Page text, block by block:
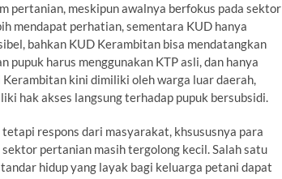
pertanian, meskipun awalnya berfokus pada sektor
mendapat perhatian, sementara KUD hanya
bahkan KUD Kerambitan bisa mendatangkan
harus menggunakan KTP asli, dan hanya
kini dimiliki oleh warga luar daerah,
hak akses langsung terhadap pupuk bersubsidi.
respons dari masyarakat, khsususnya para
pertanian masih tergolong kecil. Salah satu
hidup yang layak bagi keluarga petani dapat